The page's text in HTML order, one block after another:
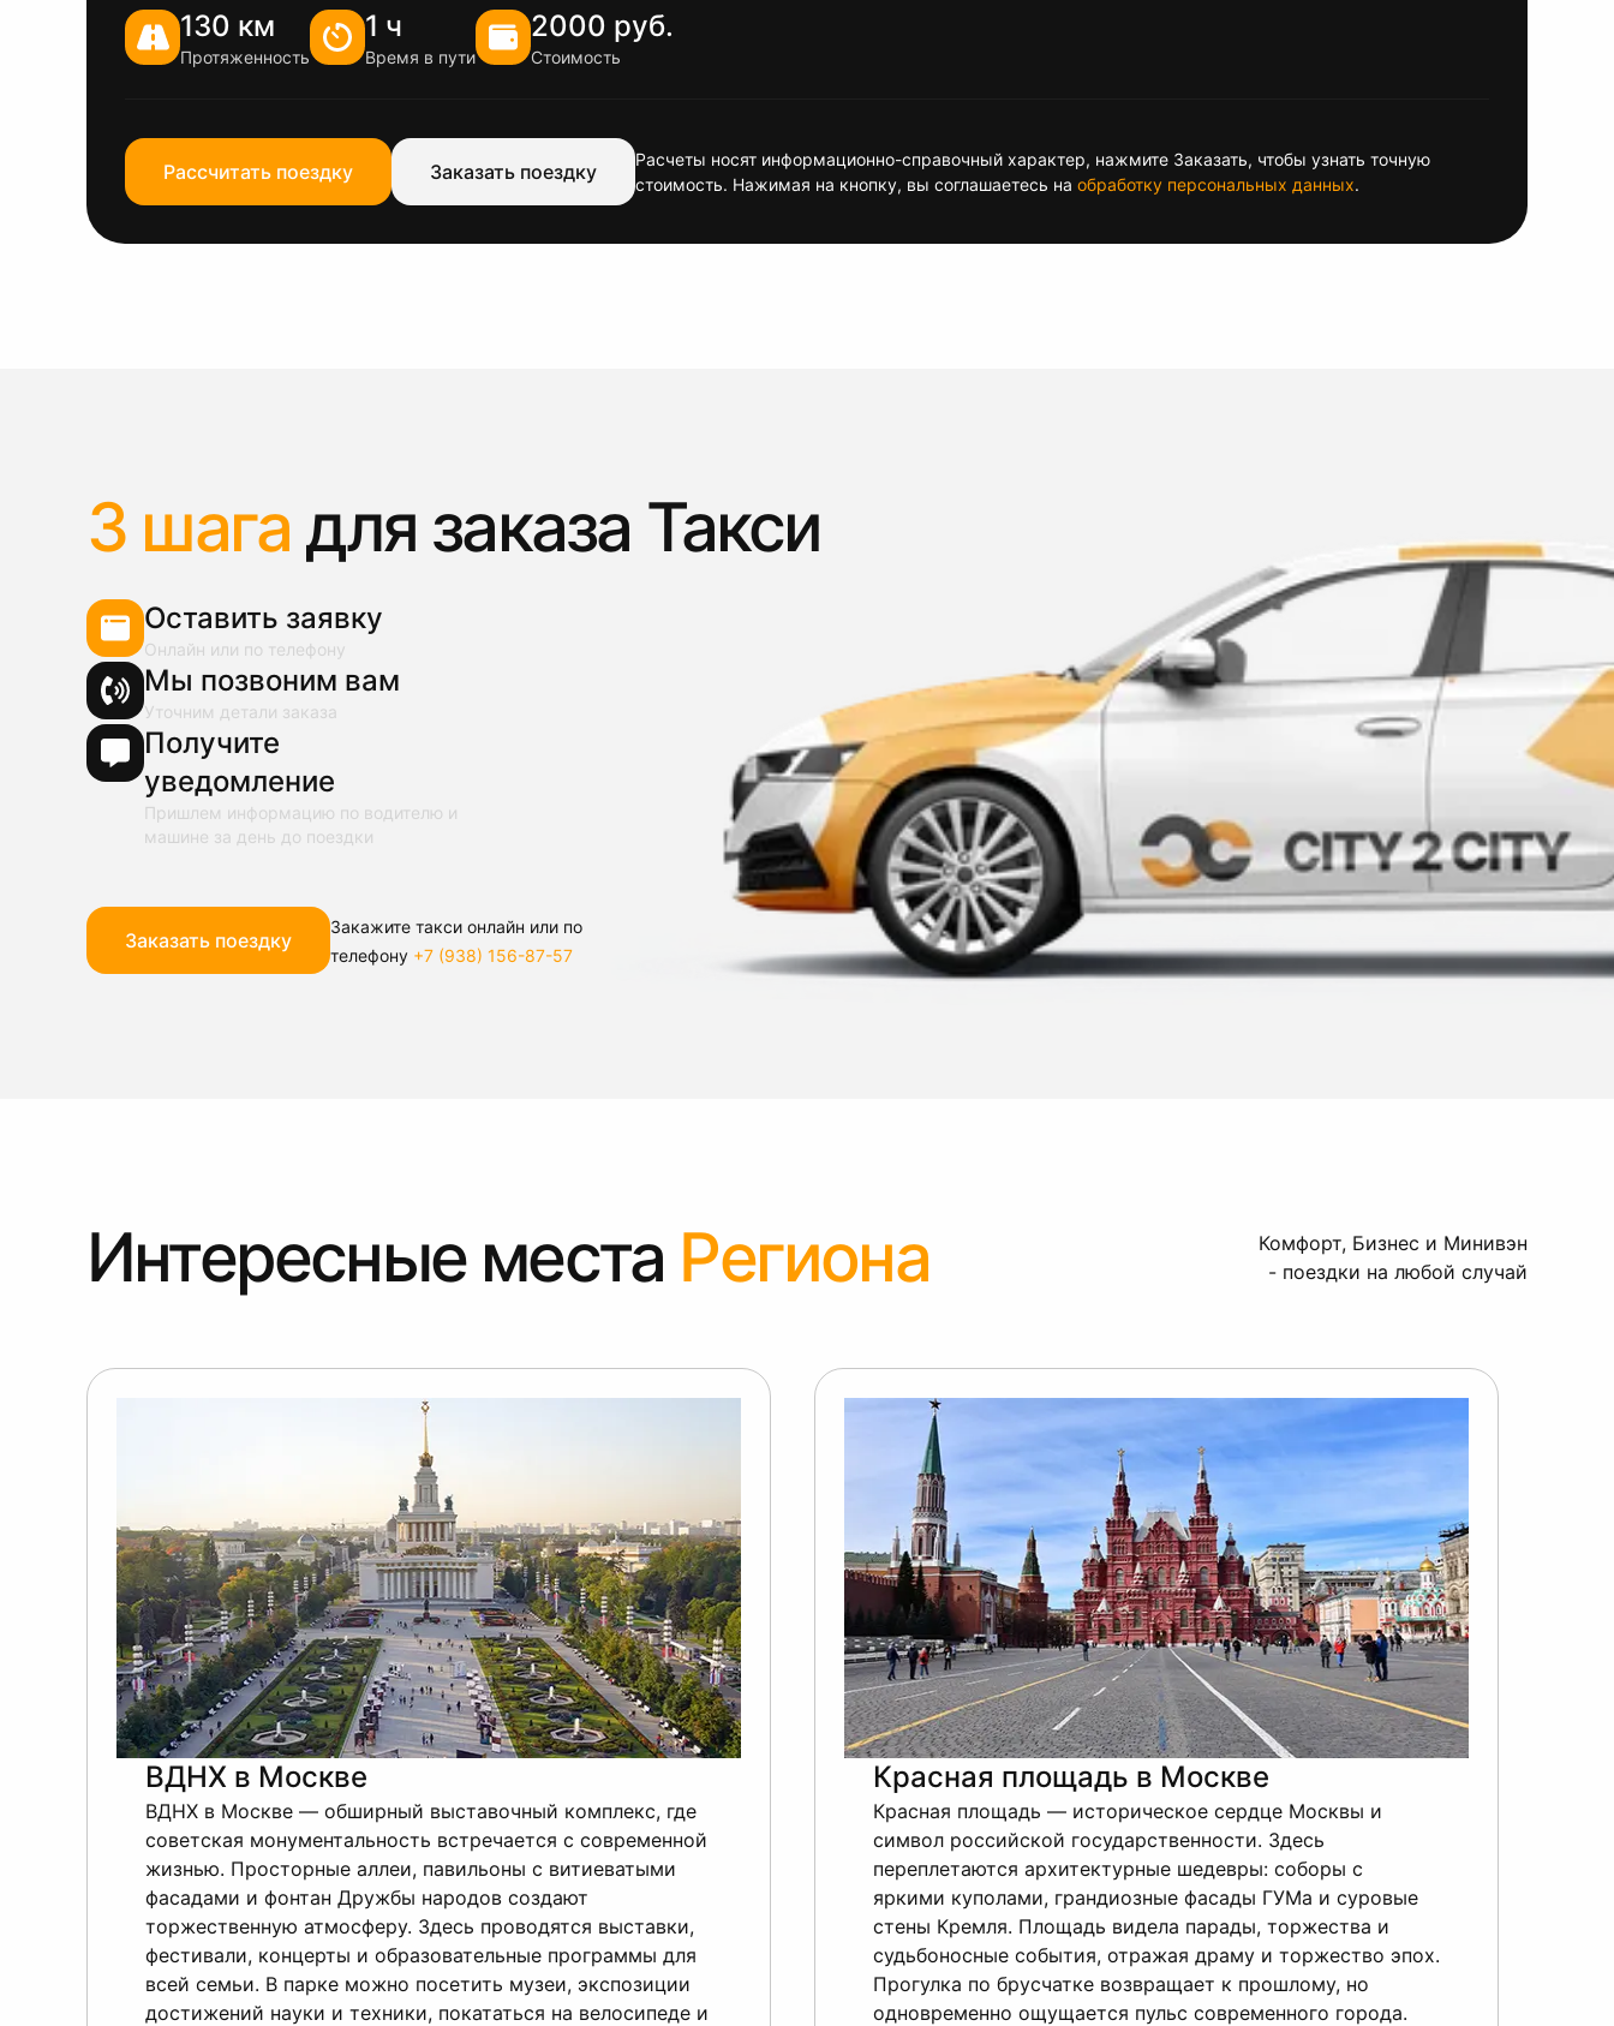
130 км
Протяженность
1 ч
Время в пути
2000 руб.
Стоимость
Рассчитать поездку Заказать поездку
Расчеты носят информационно-справочный характер, нажмите Заказать, чтобы узнать точную
стоимость. Нажимая на кнопку, вы соглашаетесь на обработку персональных данных.
3 шага для заказа Такси
Оставить заявку
Онлайн или по телефону
Мы позвоним вам
Уточним детали заказа
Получите
уведомление
Пришлем информацию по водителю и
машине за день до поездки
Заказать поездку
Закажите такси онлайн или по
телефону +7 (938) 156-87-57
Интересные места Региона
Комфорт, Бизнес и Минивэн
- поездки на любой случай
ВДНХ в Москве
ВДНХ в Москве — обширный выставочный комплекс, где
советская монументальность встречается с современной
жизнью. Просторные аллеи, павильоны с витиеватыми
фасадами и фонтан Дружбы народов создают
торжественную атмосферу. Здесь проводятся выставки,
фестивали, концерты и образовательные программы для
всей семьи. В парке можно посетить музеи, экспозиции
достижений науки и техники, покататься на велосипеде и
Красная площадь в Москве
Красная площадь — историческое сердце Москвы и
символ российской государственности. Здесь
переплетаются архитектурные шедевры: соборы с
яркими куполами, грандиозные фасады ГУМа и суровые
стены Кремля. Площадь видела парады, торжества и
судьбоносные события, отражая драму и торжество эпох.
Прогулка по брусчатке возвращает к прошлому, но
одновременно ощущается пульс современного города.